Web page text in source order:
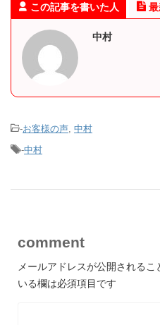
この記事を書いた人
中村
-お客様の声 中村
-中村
comment
メールアドレスが公開されるこ
いる欄は必須項目です